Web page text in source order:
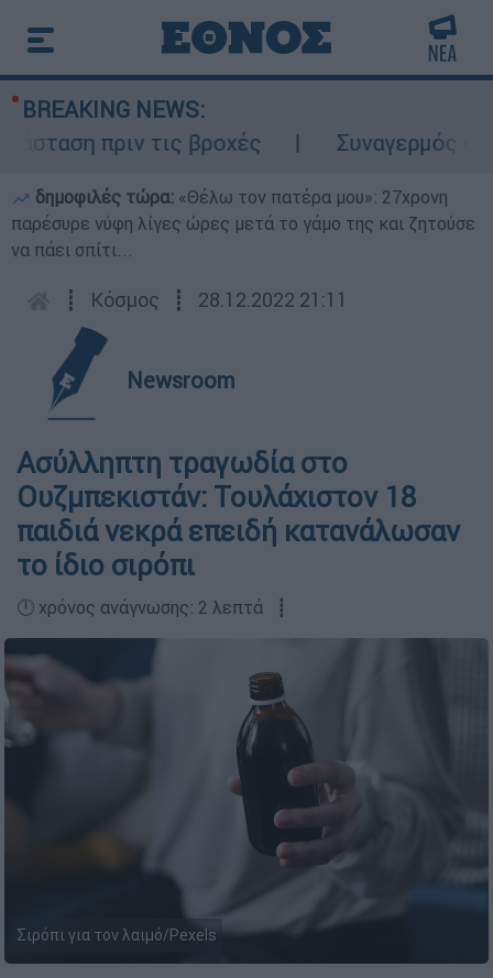
BREAKING NEWS:
πριν τις βροχές
Συναγερμός στον
δημοφιλές τώρα: «Θέλω τον πατέρα μου»: 27χρονη
παρέσυρε νύφη λίγες ώρες μετά το γάμο της και ζητούσε
να πάει σπίτι...
┋ Κόσμος ┋ 28.12.2022 21:11
Newsroom
Ασύλληπτη τραγωδία στο
Ουζμπεκιστάν: Τουλάχιστον 18
παιδιά νεκρά επειδή κατανάλωσαν
το ίδιο σιρόπι
🕛 χρόνος ανάγνωσης: 2 λεπτά ┋
Σιρόπι για τον λαιμό/Pexels